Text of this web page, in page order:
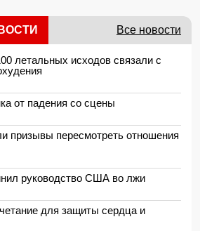
Все новости
летальных исходов связали с
от падения со сцены
призывы пересмотреть отношения
руководство США во лжи
для защиты сердца и